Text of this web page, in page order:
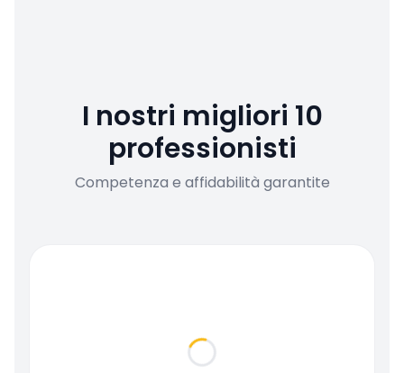
I nostri migliori 10
professionisti
Competenza e affidabilità garantite
Loading...